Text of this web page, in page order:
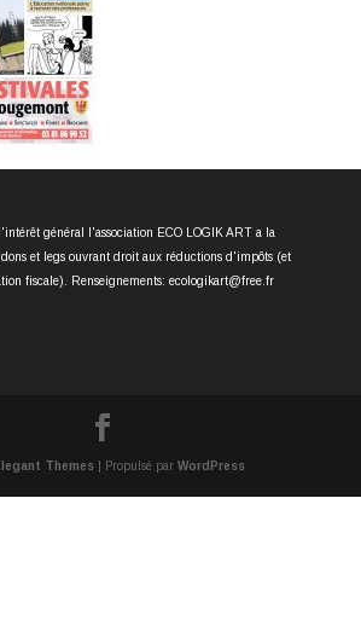
général l'association ECO LOGIK ART a la
et legs ouvrant droit aux réductions d'impôts (et
fiscale). Renseignements: ecologikart@free.fr
Themes | Propulsé parWordPress